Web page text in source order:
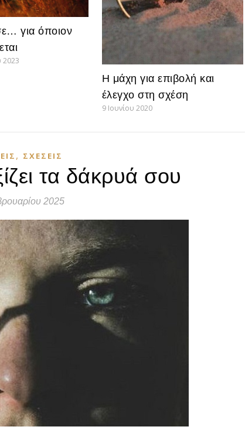
για όποιον
2023
Η μάχη για επιβολή και
έλεγχο στη σχέση
9 Ιουνίου 2020
, ΣΧΈΣΕΙΣ
τα δάκρυά σου
2025